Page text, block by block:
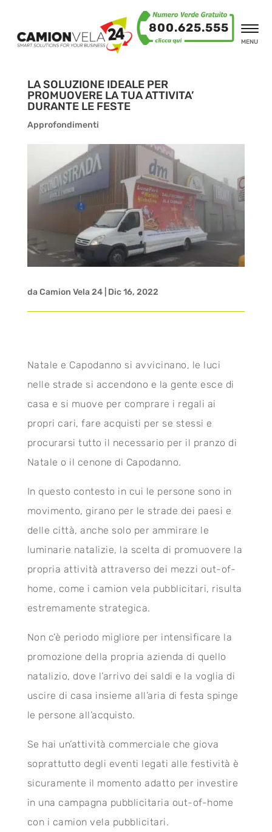
800.625.555
MENU
LA SOLUZIONE IDEALE PER
PROMUOVERE LA TUA ATTIVITA’
DURANTE LE FESTE
Approfondimenti
da Camion Vela 24| Dic 16, 2022
Natale e Capodanno si avvicinano, le luci
nelle strade si accendono e la gente esce di
casa e si muove per comprare i regali ai
propri cari, fare acquisti per se stessi e
procurarsi tutto il necessario per il pranzo di
Natale o il cenone di Capodanno.
In questo contesto in cui le persone sono in
movimento, girano per le strade dei paesi e
delle città, anche solo per ammirare le
luminarie natalizie, la scelta di promuovere la
propria attività attraverso dei mezzi out-of-
home, come i camion vela pubblicitari, risulta
estremamente strategica.
Non c’è periodo migliore per intensificare la
promozione della propria azienda di quello
natalizio, dove l’arrivo dei saldi e la voglia di
uscire di casa insieme all’aria di festa spinge
le persone all’acquisto.
Se hai un’attività commerciale che giova
soprattutto degli eventi legati alle festività è
sicuramente il momento adatto per investire
in una campagna pubblicitaria out-of-home
con i camion vela pubblicitari.